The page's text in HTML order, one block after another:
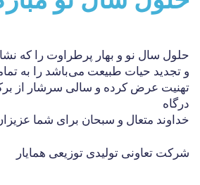
حلول سال نو و بهار پرطراوت را که
و تجدید حیات طبیعت می‌باشد را به
تهنیت عرض کرده و سالی سرشار از
درگاه
خداوند متعال و سبحان برای شما
شرکت تعاونی تولیدی توزیعی همایار